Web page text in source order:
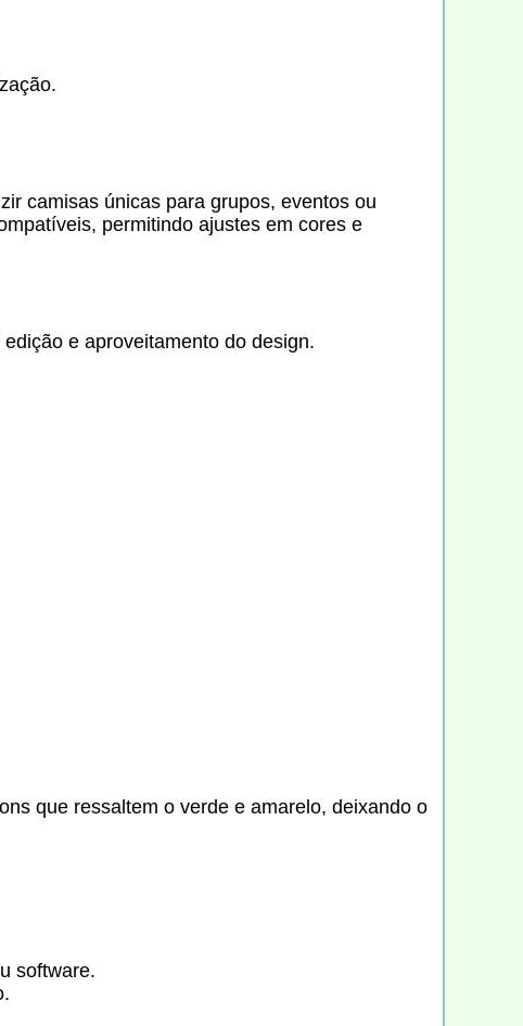
camisas únicas para grupos, eventos ou
permitindo ajustes em cores e
e aproveitamento do design.
que ressaltem o verde e amarelo, deixando o
software.